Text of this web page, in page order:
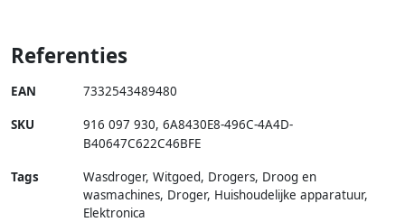
Referenties
EAN 7332543489480
SKU 916 097 930, 6A8430E8-496C-4A4D-
B40647C622C46BFE
Tags
Wasdroger, Witgoed, Drogers, Droog en
wasmachines, Droger, Huishoudelijke apparatuur,
Elektronica